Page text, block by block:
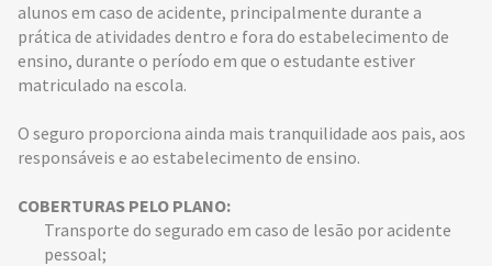
alunos em caso de acidente, principalmente durante a
prática de atividades dentro e fora do estabelecimento de
ensino, durante o período em que o estudante estiver
matriculado na escola.
O seguro proporciona ainda mais tranquilidade aos pais, aos
responsáveis e ao estabelecimento de ensino.
COBERTURAS PELO PLANO:
Transporte do segurado em caso de lesão por acidente
pessoal;